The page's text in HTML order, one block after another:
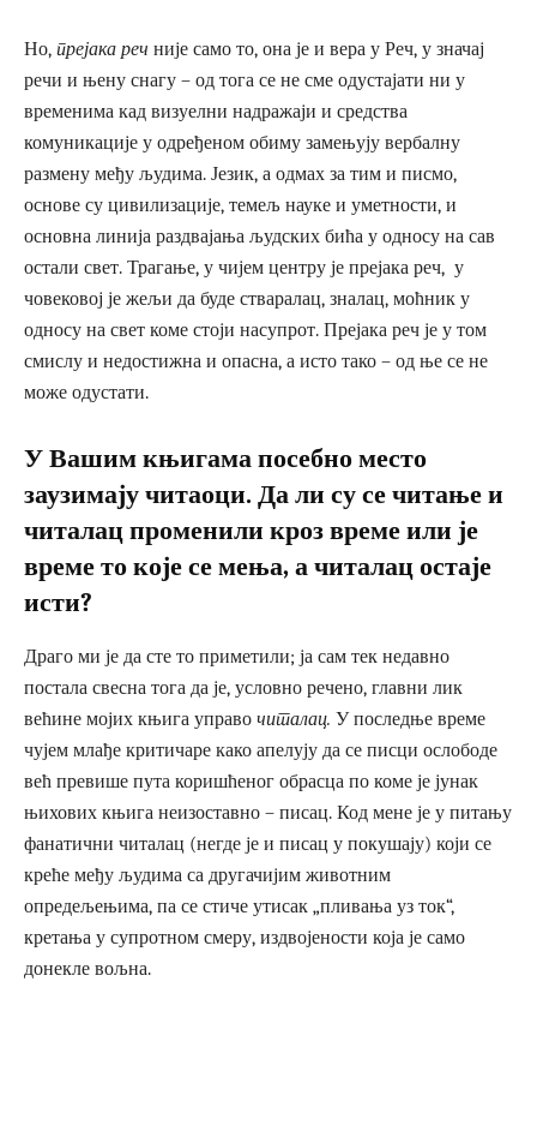
Но, прејака реч није само то, она је и вера у Реч, у значај
речи и њену снагу – од тога се не сме одустајати ни у
временима кад визуелни надражаји и средства
комуникације у одређеном обиму замењују вербалну
размену међу људима. Језик, а одмах за тим и писмо,
основе су цивилизације, темељ науке и уметности, и
основна линија раздвајања људских бића у односу на сав
остали свет. Трагање, у чијем центру је прејака реч, у
човековој је жељи да буде стваралац, зналац, моћник у
односу на свет коме стоји насупрот. Прејака реч је у том
смислу и недостижна и опасна, а исто тако – од ње се не
може одустати.
У Вашим књигама посебно место
заузимају читаоци. Да ли су се читање и
читалац променили кроз време или је
време то које се мења, а читалац остаје
исти?
Драго ми је да сте то приметили; ја сам тек недавно
постала свесна тога да је, условно речено, главни лик
већине мојих књига управо читалац. У последње време
чујем млађе критичаре како апелују да се писци ослободе
већ превише пута коришћеног обрасца по коме је јунак
њихових књига неизоставно – писац. Код мене је у питању
фанатични читалац (негде је и писац у покушају) који се
креће међу људима са другачијим животним
опредељењима, па се стиче утисак „пливања уз ток“,
кретања у супротном смеру, издвојености која је само
донекле вољна.